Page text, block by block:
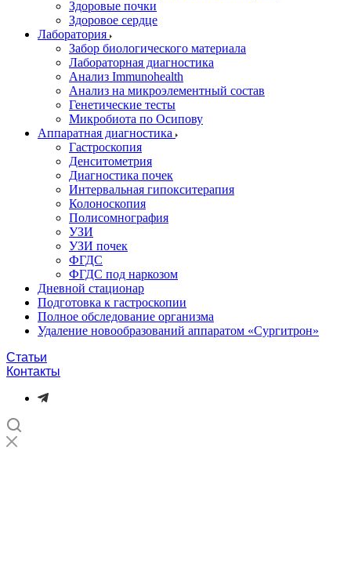
Здоровые почки
Здоровое сердце
Лаборатория
Забор биологического материала
Лабораторная диагностика
Анализ Immunohealth
Анализ на микроэлементный состав
Генетические тесты
Микробиота по Осипову
Аппаратная диагностика
Гастроскопия
Денситометрия
Диагностика почек
Интервальная гипокситерапия
Колоноскопия
Полисомнография
УЗИ
УЗИ почек
ФГДС
ФГДС под наркозом
Дневной стационар
Подготовка к гастроскопии
Полное обследование организма
Удаление новообразований аппаратом «Сургитрон»‎
Статьи
Контакты